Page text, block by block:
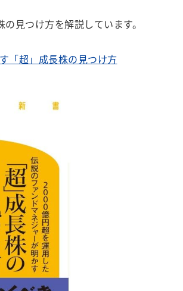
見つけ方を解説しています。
「超」成長株の見つけ方